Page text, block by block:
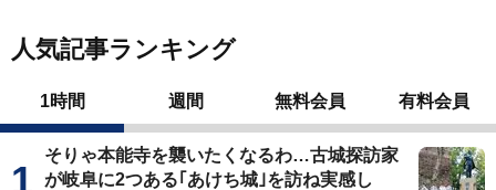
人気記事ランキング
1時間 週間 無料会員 有料会員
そりゃ本能寺を襲いたくなるわ…古城探訪家
が岐阜に2つある｢あけち城｣を訪ね実感し